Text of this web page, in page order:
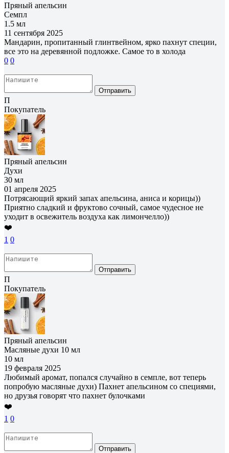
Пряный апельсин
Семпл
1.5 мл
11 сентября 2025
Мандарин, пропитанный глинтвейном, ярко пахнут специи,
все это на деревянной подложке. Самое то в холода
0 0
Отправить
П
Покупатель
Пряный апельсин
Духи
30 мл
01 апреля 2025
Потрясающий яркий запах апельсина, аниса и корицы))
Приятно сладкий и фруктово сочный, самое чудесное не
уходит в освежитель воздуха как лимончелло))
❤️
1 0
Отправить
П
Покупатель
Пряный апельсин
Масляные духи 10 мл
10 мл
19 февраля 2025
Любимый аромат, попался случайно в семпле, вот теперь
попробую масляные духи) Пахнет апельсином со специями,
но друзья говорят что пахнет булочками
❤️
1 0
Отправить